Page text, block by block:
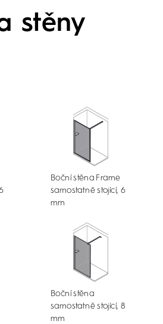
stěny
Boční stěna Frame
samostatně stojící, 6
mm
Boční stěna
samostatně stojící, 8
mm